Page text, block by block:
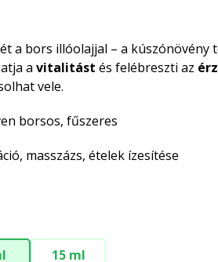
a bors illóolajjal – a kúszónövény
a vitalitást és felébreszti az
vele.
borsos, fűszeres
masszázs, ételek ízesítése
15 ml